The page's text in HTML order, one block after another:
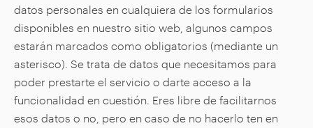
datos personales en cualquiera de los formularios
disponibles en nuestro sitio web, algunos campos
estarán marcados como obligatorios (mediante un
asterisco). Se trata de datos que necesitamos para
poder prestarte el servicio o darte acceso a la
funcionalidad en cuestión. Eres libre de facilitarnos
esos datos o no, pero en caso de no hacerlo ten en